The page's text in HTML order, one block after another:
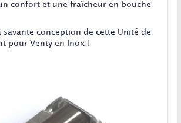
confort et une fraîcheur en bouche
savante conception de cette Unité de
pour Venty en Inox !